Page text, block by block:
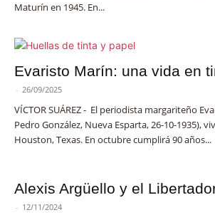
Maturín en 1945. En...
Evaristo Marín: una vida en
- 26/09/2025
VÍCTOR SUÁREZ - El periodista margariteño
Pedro González, Nueva Esparta, 26-10-1935),
Houston, Texas. En octubre cumplirá 90 años...
Alexis Argüello y el
- 12/11/2024